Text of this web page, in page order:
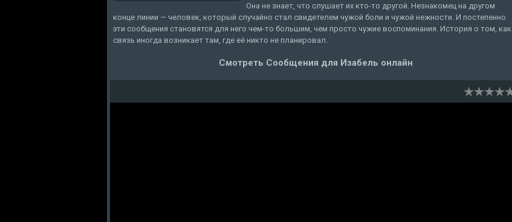
Она не знает, что слушает их кто-то другой. Незнакомец на другом
конце линии — человек, который случайно стал свидетелем чужой боли и чужой нежности. И постепенно
эти сообщения становятся для него чем-то большим, чем просто чужие воспоминания. История о том, как
связь иногда возникает там, где её никто не планировал.
Смотреть Сообщения для Изабель онлайн